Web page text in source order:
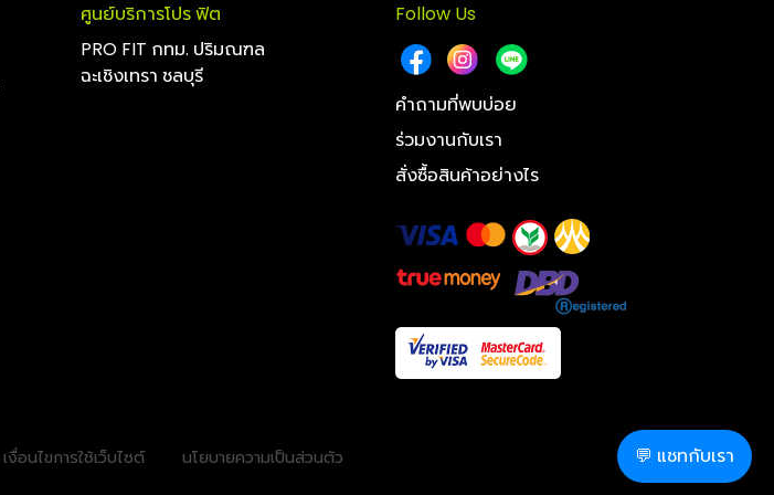
ศูนย์บริการโปร ฟิต
PRO FIT กทม. ปริมณฑล
ฉะเชิงเทรา ชลบุรี
Follow Us
คำถามที่พบบ่อย
ร่วมงานกับเรา
สั่งซื้อสินค้าอย่างไร
เงื่อนไขการใช้เว็บไซต์ นโยบายความเป็นส่วนตัว 💬 แชทกับเรา